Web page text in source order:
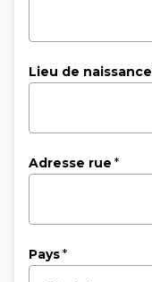
Lieu de naissance
Adresse rue *
Pays*